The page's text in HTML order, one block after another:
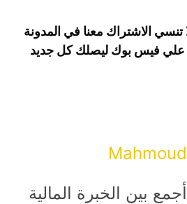
الاشتراك معنا في المدونة
علي فيس بوك ليصلك كل جديد
بين الخبرة المالية